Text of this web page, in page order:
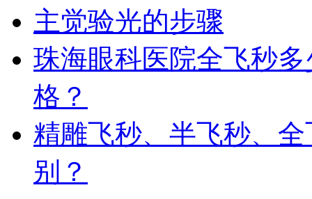
主觉验光的步骤
珠海眼科医院全飞秒
格？
精雕飞秒、半飞秒、
别？